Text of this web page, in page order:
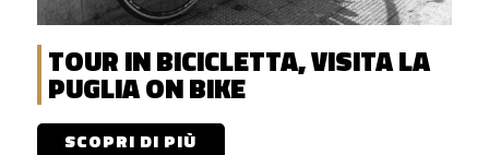
TOUR IN BICICLETTA, VISITA LA
PUGLIA ON BIKE
SCOPRI DI PIÙ